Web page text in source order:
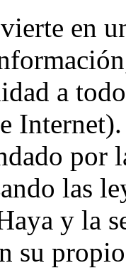
en
a
por
las
y la
su